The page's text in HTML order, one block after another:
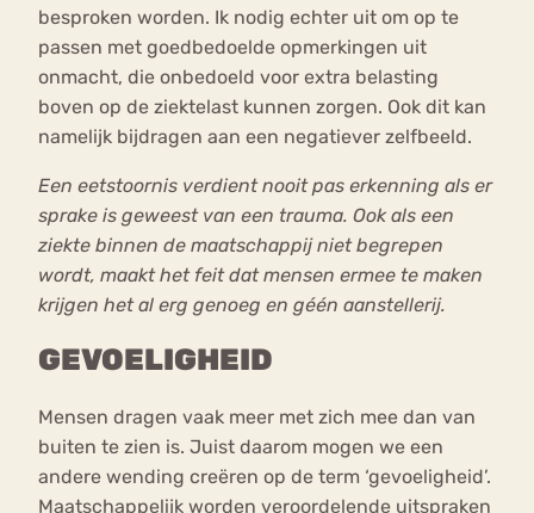
besproken worden. Ik nodig echter uit om op te
passen met goedbedoelde opmerkingen uit
onmacht, die onbedoeld voor extra belasting
boven op de ziektelast kunnen zorgen. Ook dit kan
namelijk bijdragen aan een negatiever zelfbeeld.
Een eetstoornis verdient nooit pas erkenning als er
sprake is geweest van een trauma. Ook als een
ziekte binnen de maatschappij niet begrepen
wordt, maakt het feit dat mensen ermee te maken
krijgen het al erg genoeg en géén aanstellerij.
GEVOELIGHEID
Mensen dragen vaak meer met zich mee dan van
buiten te zien is. Juist daarom mogen we een
andere wending creëren op de term ‘gevoeligheid’.
Maatschappelijk worden veroordelende uitspraken